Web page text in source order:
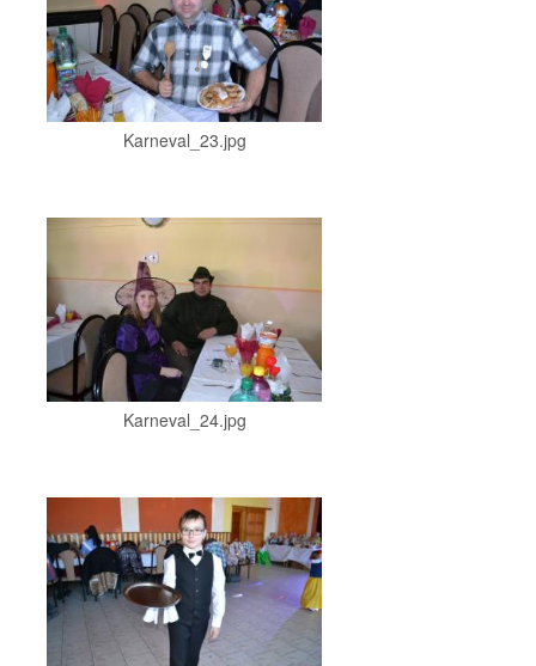
Karneval_23.jpg
Karneval_24.jpg